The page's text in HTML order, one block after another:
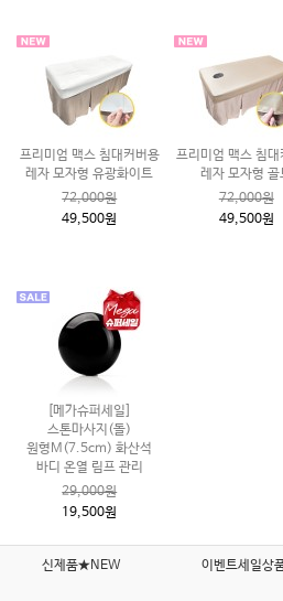
프리미엄 맥스 침대커버용
레자 모자형 유광화이트
72,000원
49,500원
프리미엄 맥스 침대
레자 모자형 골
72,000원
49,500원
[메가슈퍼세일]
스톤마사지(돌)
원형M(7.5cm) 화산석
바디 온열 림프 관리
29,000원
19,500원
신제품★NEW 이벤트세일상